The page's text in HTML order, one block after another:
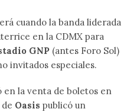
cuando la banda liderada
en la CDMX para
GNP (antes Foro Sol)
invitados especiales.
en la venta de boletos en
Oasis publicó un